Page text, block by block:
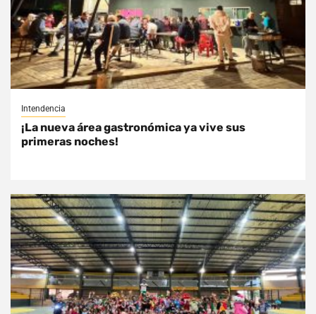
Intendencia
¡La nueva área gastronómica ya vive sus
primeras noches!